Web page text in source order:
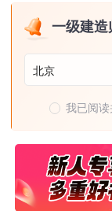
一级建造
北京
我已阅